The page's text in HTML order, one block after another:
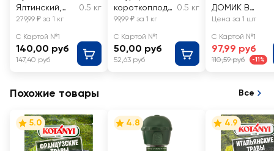
Ялтинский,
весовой
0.5 кг
279,99 ₽ за 1 кг
С Картой №1
140,00 руб
147,40 руб
короткоплодн
ые грунтовые,
0.5 кг
99,99 ₽ за 1 кг
С Картой №1
50,00 руб
52,63 руб
ДОМИК В
ДЕРЕВНЕ 20%,
Цена за 1 шт
С Картой №1
97,99 руб
110,59 руб -11%
Похожие товары Все
5.0 4.8 4.9